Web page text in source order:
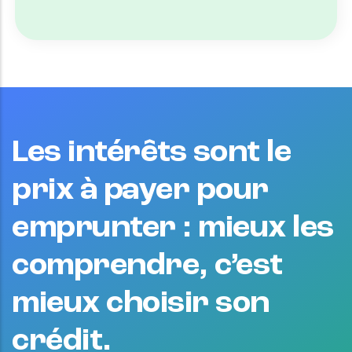
Les intérêts sont le
prix à payer pour
emprunter : mieux les
comprendre, c’est
mieux choisir son
crédit.